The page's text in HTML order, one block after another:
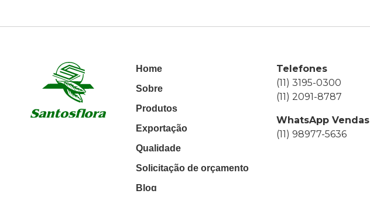
Home
Sobre
Produtos
Exportação
Qualidade
Solicitação de orçamento
Blog
Telefones
(11) 3195-0300
(11) 2091-8787
WhatsApp Vendas
(11) 98977-5636